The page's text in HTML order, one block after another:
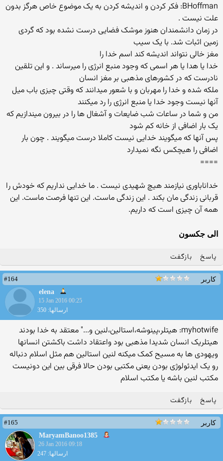
BHoffman: فکر کردن و اندیشه کردن به یک موضوع خاص هرگز بدون
علت نیست .
در زمان دانشمندان هنوز موشک فضایی درست نشده بود که گردی
زمین اثبات شد. با یک سیب
مغز خالی نتواند اندیشه کند اسم خدا را
خدا یا هدا یا هر اسمی که وجود منبع انرژی را میرساند . و این تلقین
نادرست که در کشورهای مذهبی بر مغز انسان
ملکه شده و خدا را مهربان و با شعور میدانند که وقتی چیزی باب میل
آنها نیست وجود خدا یا منبع انرژی را رد میکنند
من و شما در ساعات شب ضایعات و آشغال ها را در بیرون میندازیم که
یک بار اضافی از خانه کم شود
پس آنها که میگویند خدایی نیست کاملا درست میگویند . چون بار
اضافی را هیچکس نگه نمیدارد
====
ﺧﺪﺍﻧﺎﺑﺎﻭﺭﯼ ﻧﯿﺎﺯﻣﻨﺪ ﻫﯿﭻ ﺷﻬﯿﺪﯼ ﻧﯿﺴﺖ . ﻣﺎ ﺧﺪﺍﯾﯽ ﻧﺪﺍﺭﯾﻢ که ﺧﻮﺩﺵ ﺭﺍ
ﻗﺮﺑﺎﻧﯽ ﺯﻧﺪﮔﯽ ﻣﺎﻥ ﺑﮑﻨﺪ . ﺍﯾﻦ ﺯﻧﺪﮔﯽ ﻣﺎﺳﺖ. ﺍﯾﻦ ﺗﻨﻬﺎ ﻓﺮﺻﺖ ﻣﺎﺳﺖ. ﺍﯾﻦ
ﻫﻤﻪ ﺁﻥ ﭼﯿﺰﯼ ﺍﺳﺖ ﮐﻪ ﺩﺍﺭﯾﻢ.
ﺍﻟﯽ ﺟﮑﺴﻮﻥ
پاسخ بازگفت
کاربر
#164
elena
15 Jan 2016 00:25
ارسالها: 350
myhotwife: هیتلر،پینوشه،استالین،لنین و..." معتقد به خدا بودند
هیتلریک انسان شدیدا مذهبی بود واعتقاد داشت باکشتن انسانها
ویهودی ها به مسیح کمک میکنه لنین استالین هم مثل اسلام دنباله
رو یک ایدئولوژی بودن یعنی مکتبی بودن حالا فرقی بین این دونیست
مکتب لنین باشه یا مکتب اسلام
پاسخ بازگفت
کاربر
#165
MaryamBanoo1385
26 Jan 2016 09:18
ارسالها: 247